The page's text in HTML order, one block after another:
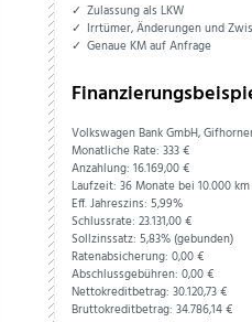
Zulassung als LKW
Irrtümer, Änderungen und
Genaue KM auf Anfrage
Volkswagen Bank GmbH,
Monatliche Rate: 333 €
Anzahlung: 16.169,00€
Laufzeit: 36 Monate bei 10.000 km
Eff. Jahreszins: 5,99%
Schlussrate: 23.131,00€
Sollzinssatz: 5,83% (gebunden)
Ratenabsicherung: 0,00€
Abschlussgebühren: 0,00€
Nettokreditbetrag: 30.120,73€
Bruttokreditbetrag: 34.786,14€